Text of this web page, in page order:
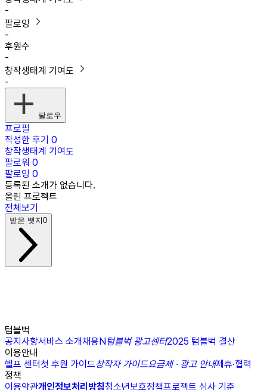
-
팔로잉
-
후원수
-
창작생태계 기여도
-
팔로우
프로필
작성한 후기 0
창작생태계 기여도
팔로워 0
팔로잉 0
등록된 소개가 없습니다.
올린 프로젝트
전체보기
받은 뱃지0
텀블벅
공지사항서비스 소개채용N텀블벅 광고센터2025 텀블벅 결산
이용안내
헬프 센터첫 후원 가이드창작자 가이드요금제 · 광고 안내제휴·협력
정책
이용약관개인정보처리방침청소년보호정책프로젝트 심사 기준